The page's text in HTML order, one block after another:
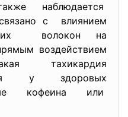
наблюдается
с влиянием
волокон на
воздействием
тахикардия
у здоровых
кофеина или